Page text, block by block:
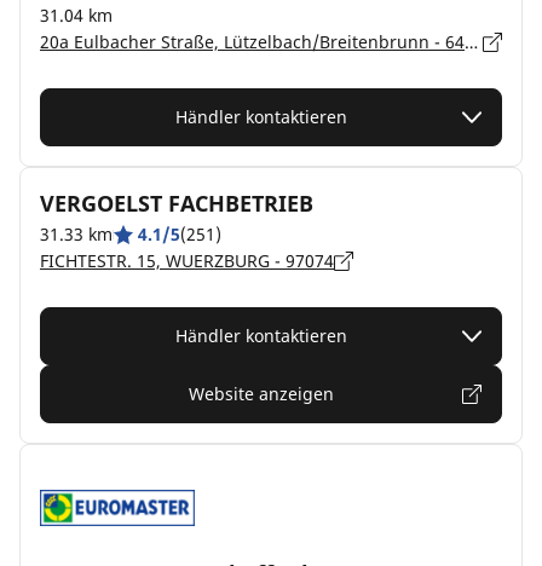
31.04 km
20a Eulbacher Straße, Lützelbach/Breitenbrunn - 64750
Händler kontaktieren
VERGOELST FACHBETRIEB
31.33 km 4.1/5(251)
FICHTESTR. 15, WUERZBURG - 97074
Händler kontaktieren
Website anzeigen